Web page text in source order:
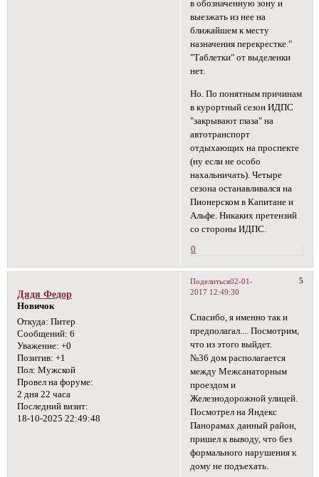
в обозначенную зону и
выезжать из нее на
ближайшем к месту
назначения перекрестке."
"Таблетки" от выделенки
нет.
Но. По понятным причинам
в курортный сезон ИДПС
"закрывают глаза" на
автотранспорт
отдыхающих на проспекте
(ну если не особо
нахальничать). Четыре
сезона останавливался на
Пионерском в Капитане и
Альфе. Никаких претензий
со стороны ИДПС.
0
Поделиться 5
02-01-
2017 12:49:30
Дядя Федор
Новичок
Откуда: Питер
Сообщений: 6
Уважение: +0
Позитив: +1
Пол: Мужской
Провел на форуме:
2 дня 22 часа
Последний визит:
18-10-2025 22:49:48
Спасибо, я именно так и
предполагал.... Посмотрим,
что из этого выйдет.
№36 дом располагается
между Межсанаторным
проездом и
Железнодорожной улицей.
Посмотрел на Яндекс
Панорамах данный район,
пришел к выводу, что без
формального нарушения к
дому не подъехать.